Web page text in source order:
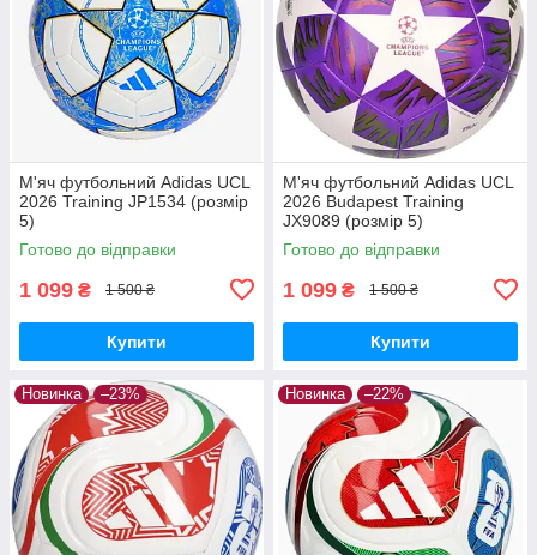
М'яч футбольний Adidas UCL
2026 Training JP1534 (розмір
5)
Готово до відправки
1 099 ₴ 1 500 ₴
Купити
М'яч футбольний Adidas UCL
2026 Budapest Training
JX9089 (розмір 5)
Готово до відправки
1 099 ₴ 1 500 ₴
Купити
Новинка –23% Новинка –22%